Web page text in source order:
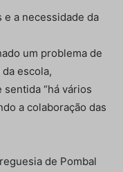
e a necessidade da
um problema de
escola,
“há vários
a colaboração das
de Pombal